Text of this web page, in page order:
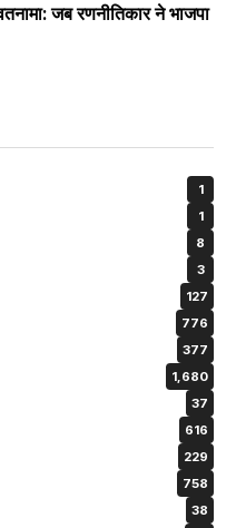
जब रणनीतिकार ने भाजपा
1
1
8
3
127
776
377
1,680
37
616
229
758
38